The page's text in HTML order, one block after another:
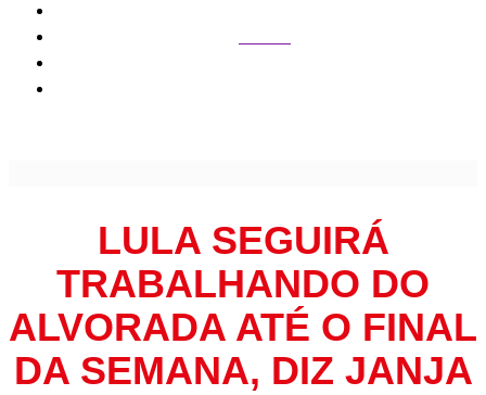
LULA SEGUIRÁ
TRABALHANDO DO
ALVORADA ATÉ O FINAL
DA SEMANA, DIZ JANJA